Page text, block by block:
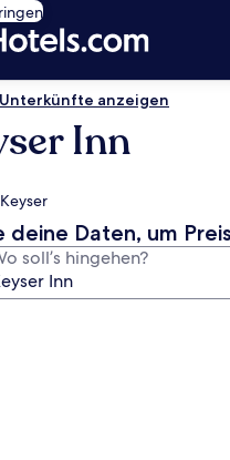
anzeigen
Inn
deine Daten, um
soll’s hingehen?